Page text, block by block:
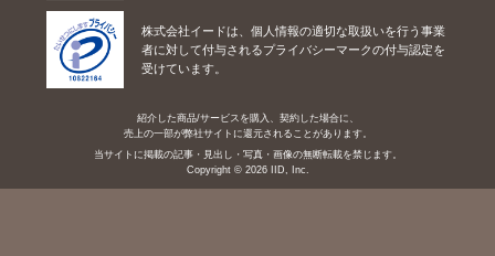
株式会社イードは、個人情報の適切な取扱いを行う事業
者に対して付与されるプライバシーマークの付与認定を
受けています。
紹介した商品/サービスを購入、契約した場合に、
売上の一部が弊社サイトに還元されることがあります。
当サイトに掲載の記事・見出し・写真・画像の無断転載を禁じます。
Copyright © 2026 IID, Inc.